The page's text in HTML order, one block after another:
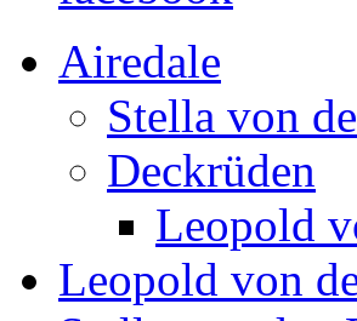
Airedale
Stella von
Deckrüden
Leopold
Leopold von